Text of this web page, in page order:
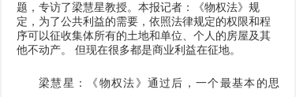
题，专访了梁慧星教授。本报记者：《物权法》规
定，为了公共利益的需要，依照法律规定的权限和程
序可以征收集体所有的土地和单位、个人的房屋及其
他不动产。 但现在很多都是商业利益在征地。
梁慧星：《物权法》通过后，一个最基本的思